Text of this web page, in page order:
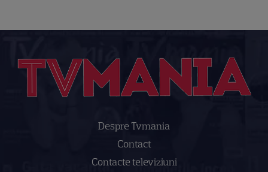
Despre Tvmania
Contact
Contacte televiziuni